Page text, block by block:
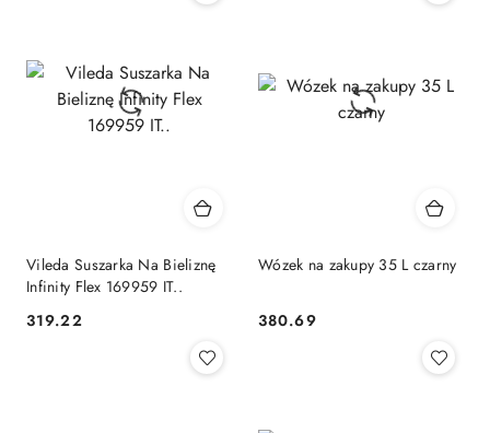
obniżką
Vileda Suszarka Na Bieliznę
Infinity Flex 169959 IT..
Cena:
319.22
Wózek na zakupy 35 L czarny
Cena:
380.69